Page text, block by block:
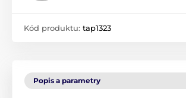
Kód produktu: tap1323
Popis a parametry